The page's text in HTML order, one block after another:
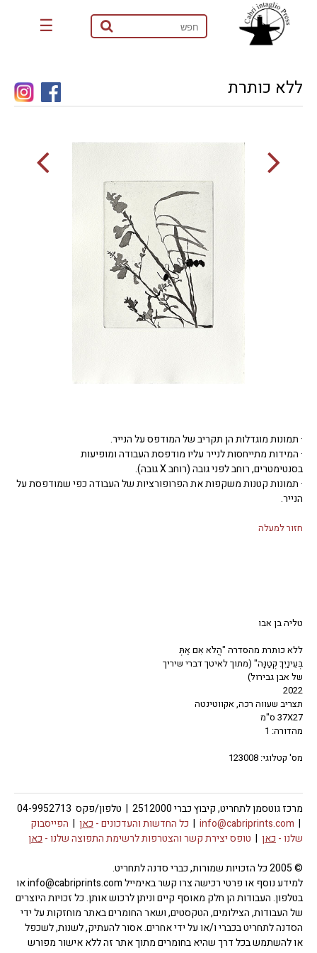
☰
ללא כותרת
· תמונות מוגדלות הן תקריב של המודפס על הנייר.
· המידות מתייחסות לנייר עליו מודפסת העבודה ומופיעות
בסנטימטרים, רוחב לפני גובה (רוחב X גובה).
· תמונות קטנות משקפות את הפרופורציות של העבודה כפי שמודפסת על
הנייר.
חזור למעלה
טליה בן אבו
ללא כותרת מהסדרה "הֲלֹא אִם אַתְּ
בְּעֵינַיִךְ קְטַנָּה" (מתוך לאיטך דברי שיריך
של אבן גבירול)
2022
תצריב שעווה רכה, אקווטינטה
37X27 ס"מ
מהדורה: 1
מס' קטלוגי: 123008
מרכז גוטסמן לתחריט, קיבוץ כברי 2512000 | טלפון/פקס 04-9952713
|
info@cabriprints.com
| כל החדשות והעדכונים - כאן | הפייסבוק
שלנו - כאן | טופס יצירת קשר והצטרפות לרשימת התפוצה שלנו - כאן
© 2005 כל הזכויות שמורות, כברי סדנה לתחריט.
למידע נוסף או פרטי רכישה צרו קשר באימייל info@cabriprints.com או
בטלפון. העבודות הן חלק מאוסף קיים וניתן לרכוש אותן. כל זכויות היוצרים
של העבודות, הצילומים, הטקסטים, ושאר החומרים באתר מוחזקות על ידי
הסדנה לתחריט בכברי ו/או על ידי אחרים. אסור להעתיק, לשנות, לשכפל
או להשתמש בכל דרך שהיא בחומרים מתוך אתר זה ללא אישור מפורש